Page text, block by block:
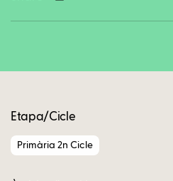
Etapa/Cicle
Primària 2n Cicle